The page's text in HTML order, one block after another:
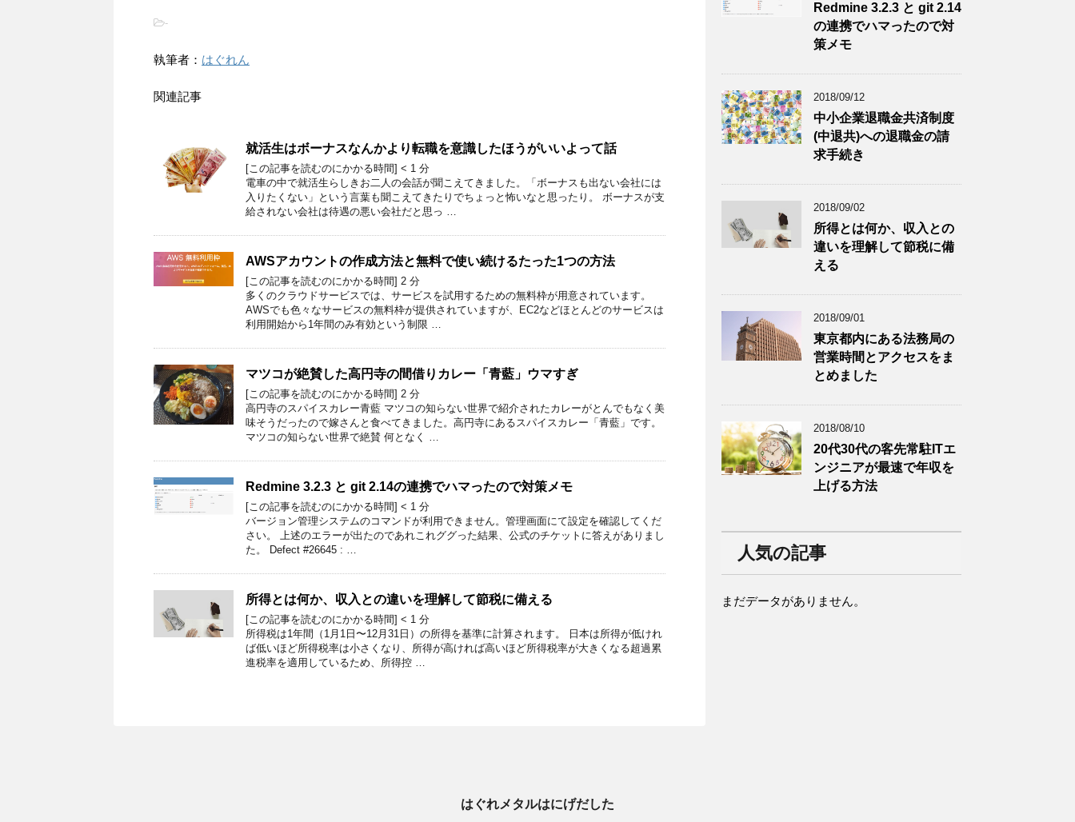
-
執筆者： はぐれん
関連記事
就活生はボーナスなんかより転職を意識したほうがいいよって話
[この記事を読むのにかかる時間] < 1 分
電車の中で就活生らしきお二人の会話が聞こえてきました。「ボーナスも出ない会社には
入りたくない」という言葉も聞こえてきたりでちょっと怖いなと思ったり。 ボーナスが支
給されない会社は待遇の悪い会社だと思っ …
AWSアカウントの作成方法と無料で使い続けるたった1つの方法
[この記事を読むのにかかる時間] 2 分
多くのクラウドサービスでは、サービスを試用するための無料枠が用意されています。
AWSでも色々なサービスの無料枠が提供されていますが、EC2などほとんどのサービスは
利用開始から1年間のみ有効という制限 …
マツコが絶賛した高円寺の間借りカレー「青藍」ウマすぎ
[この記事を読むのにかかる時間] 2 分
高円寺のスパイスカレー青藍 マツコの知らない世界で紹介されたカレーがとんでもなく美
味そうだったので嫁さんと食べてきました。高円寺にあるスパイスカレー「青藍」です。
マツコの知らない世界で絶賛 何となく …
Redmine 3.2.3 と git 2.14の連携でハマったので対策メモ
[この記事を読むのにかかる時間] < 1 分
バージョン管理システムのコマンドが利用できません。管理画面にて設定を確認してくだ
さい。 上述のエラーが出たのであれこれググった結果、公式のチケットに答えがありまし
た。 Defect #26645 : …
所得とは何か、収入との違いを理解して節税に備える
[この記事を読むのにかかる時間] < 1 分
所得税は1年間（1月1日〜12月31日）の所得を基準に計算されます。 日本は所得が低けれ
ば低いほど所得税率は小さくなり、所得が高ければ高いほど所得税率が大きくなる超過累
進税率を適用しているため、所得控 …
Redmine 3.2.3 と git 2.14
の連携でハマったので対
策メモ
2018/09/12
中小企業退職金共済制度
(中退共)への退職金の請
求手続き
2018/09/02
所得とは何か、収入との
違いを理解して節税に備
える
2018/09/01
東京都内にある法務局の
営業時間とアクセスをま
とめました
2018/08/10
20代30代の客先常駐ITエ
ンジニアが最速で年収を
上げる方法
人気の記事
まだデータがありません。
はぐれメタルはにげだした